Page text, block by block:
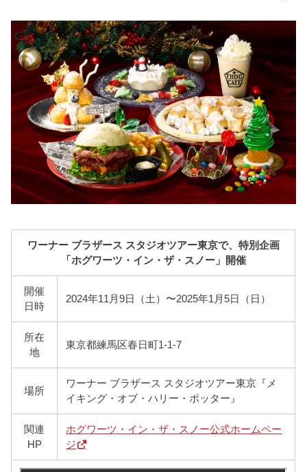
ワーナー ブラザース スタジオツアー東京で、特別企画
「ホグワーツ・イン・ザ・スノー」開催
開催
日時
2024年11月9日（土）〜2025年1月5日（日）
所在
地
東京都練馬区春日町1-1-7
場所
ワーナー ブラザース スタジオツアー東京『メ
イキング・オブ・ハリー・ポッター』
関連
HP
ホグワーツ・イン・ザ・スノー公式ホームペー
ジ